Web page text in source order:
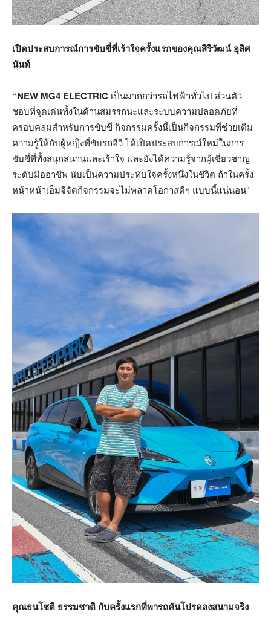
เปิดประสบการณ์การขับขี่ที่เร้าใจครั้งแรกของคุณสิริวัฒน์ อุลิศ
นันท์
“NEW MG4 ELECTRIC เป็นมากกว่ารถไฟฟ้าทั่วไป ส่วนตัว
ชอบที่จุดเด่นทั้งในด้านสมรรถนะและระบบความปลอดภัยที่
ครอบคลุมสำหรับการขับขี่ กิจกรรมครั้งนี้เป็นกิจกรรมที่ช่วยเติม
ความรู้ให้กับผู้หญิงที่ขับรถอีวี ได้เปิดประสบการณ์ใหม่ในการ
ขับขี่ที่ทั้งสนุกสนานและเร้าใจ และยังได้ความรู้จากผู้เชี่ยวชาญ
ระดับมืออาชีพ นับเป็นความประทับใจครั้งหนึ่งในชีวิต ถ้าในครั้ง
หน้าหน้าเอ็มจีจัดกิจกรรมจะไม่พลาดโอกาสดีๆ แบบนี้แน่นอน”
คุณธนโชติ ธรรมชาติ กับครั้งแรกที่พารถคันโปรดลงสนามจริง